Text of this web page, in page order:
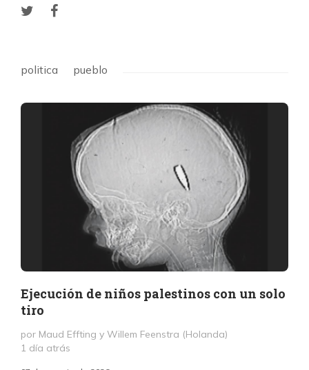
politica pueblo
Ejecución de niños palestinos con un solo
tiro
por Maud Effting y Willem Feenstra (Holanda)
1 día atrás